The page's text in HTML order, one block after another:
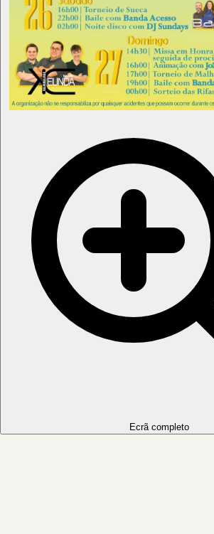
Ecrã completo